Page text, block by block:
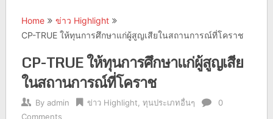
Home
ข่าว Highlight
CP-TRUE ให้ทุนการศึกษาแก่ผู้สูญเสียในสถานการณ์ที่โคราช
CP-TRUE ให้ทุนการศึกษาแก่ผู้สูญเสีย
ในสถานการณ์ที่โคราช
By admin ข่าว Highlight ทุนประเภทอื่นๆ
0
Comments